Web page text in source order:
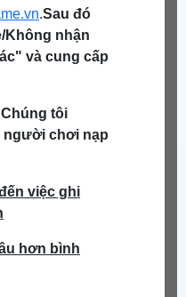
.Sau đó
Không nhận
và cung cấp
Chúng tôi
người chơi nạp
việc ghi
hơn bình